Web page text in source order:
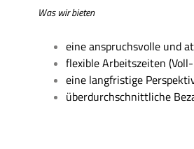
Was wir bieten
eine anspruchsvolle und
flexible Arbeitszeiten
eine langfristige
überdurchschnittliche